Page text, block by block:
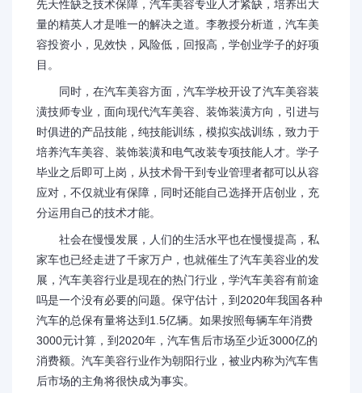
先天性缺乏技术保障，汽车美容专业人才紧缺，培养出大
量的精英人才是唯一的解决之道。李教授分析道，汽车美
容投资小，见效快，风险低，回报高，学创业学子的好项
目。
同时，在汽车美容方面，汽车学校开设了汽车美容装
潢技师专业，面向现代汽车美容、装饰装潢方向，引进与
时俱进的产品技能，纯技能训练，模拟实战训练，致力于
培养汽车美容、装饰装潢和电气改装专项技能人才。学子
毕业之后即可上岗，从技术骨干到专业管理者都可以从容
应对，不仅就业有保障，同时还能自己选择开店创业，充
分运用自己的技术才能。
社会在慢慢发展，人们的生活水平也在慢慢提高，私
家车也已经走进了千家万户，也就催生了汽车美容业的发
展，汽车美容行业是现在的热门行业，学汽车美容有前途
吗是一个没有必要的问题。保守估计，到2020年我国各种
汽车的总保有量将达到1.5亿辆。如果按照每辆车年消费
3000元计算，到2020年，汽车售后市场至少近3000亿的
消费额。汽车美容行业作为朝阳行业，被业内称为汽车售
后市场的主角将很快成为事实。